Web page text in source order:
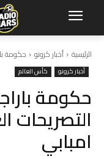
الرئيسية أخبار كرونو حكومة
أخبار كرونو كأس العالم
حكومة
التصريحات
امبابي